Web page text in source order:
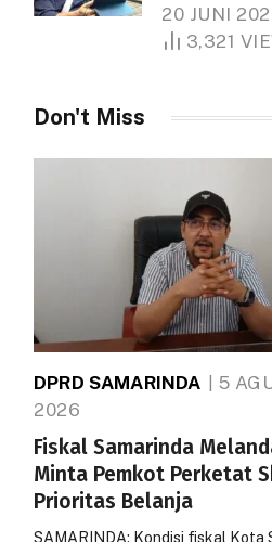
1.000 Hektare
20 JUNI
3,321
Don't Miss
DPRD SAMARINDA
5
2026
Fiskal Samarinda
Minta Pemkot Perketat
Prioritas Belanja
SAMARINDA: Kondisi fiskal Kota